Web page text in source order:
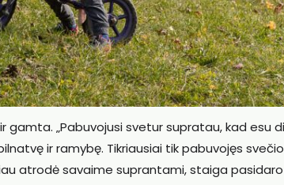
„Pabuvojusi svetur supratau, kad esu
ir ramybę. Tikriausiai tik pabuvojęs
atrodė savaime suprantami, staiga